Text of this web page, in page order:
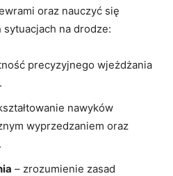
oraz nauczyć się
na ⁢drodze:
precyzyjnego wjeżdżania
​nawyków
wyprzedzaniem⁤ oraz
– zrozumienie⁢ zasad